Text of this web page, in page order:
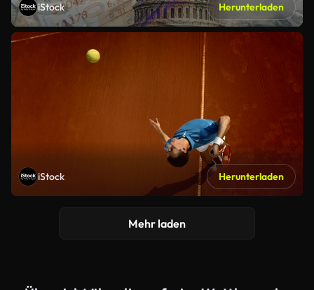
iStock Herunterladen
iStock Herunterladen
Mehr laden